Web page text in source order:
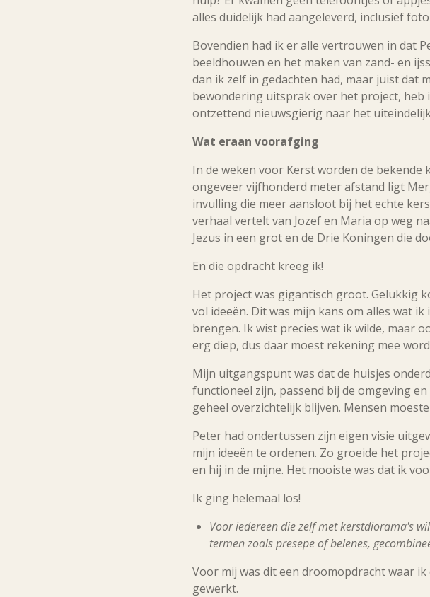
alles duidelijk had aangeleverd, inclusief
Bovendien had ik er alle vertrouwen in dat
beeldhouwen en het maken van zand- en
dan ik zelf in gedachten had, maar juist dat
bewondering uitsprak over het project,
ontzettend nieuwsgierig naar het
Wat eraan voorafging
In de weken voor Kerst worden de
ongeveer vijfhonderd meter afstand ligt
invulling die meer aansloot bij het echte
verhaal vertelt van Jozef en Maria op weg
Jezus in een grot en de Drie Koningen die
En die opdracht kreeg ik!
Het project was gigantisch groot. Gelukkig
vol ideeën. Dit was mijn kans om alles wat
brengen. Ik wist precies wat ik wilde, maar
erg diep, dus daar moest rekening mee
Mijn uitgangspunt was dat de huisjes
functioneel zijn, passend bij de omgeving
geheel overzichtelijk blijven. Mensen
Peter had ondertussen zijn eigen visie
mijn ideeën te ordenen. Zo groeide het
en hij in de mijne. Het mooiste was dat ik
Ik ging helemaal los!
Voor iedereen die zelf met kerstdiorama's
termen zoals presepe of belenes,
Voor mij was dit een droomopdracht waar
gewerkt.